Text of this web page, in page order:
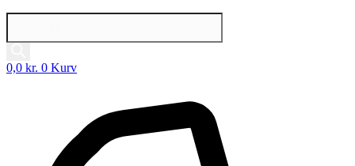
Products
0,0 kr. 0 Kurv